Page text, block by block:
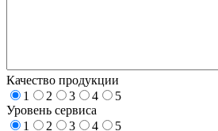
Качество продукции
1
2 3 4
5
Уровень сервиса
1
2 3 4 5